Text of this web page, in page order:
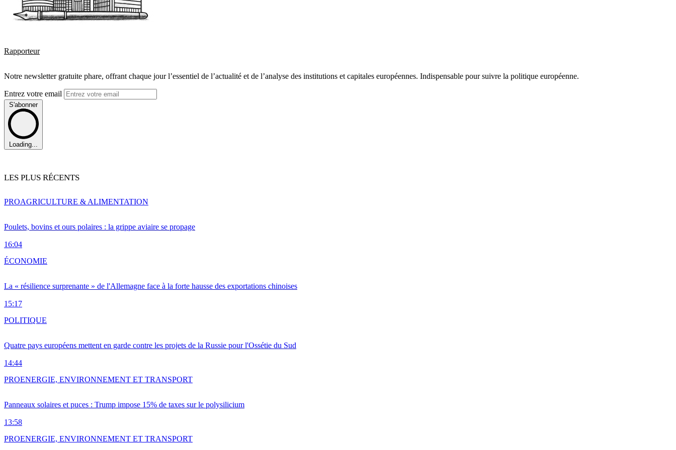
Rapporteur
Notre newsletter gratuite phare, offrant chaque jour l’essentiel de l’actualité et de l’analyse des institutions et capitales européennes. Indispensable pour suivre la politique européenne.
Entrez votre email
S'abonner
Loading...
LES PLUS RÉCENTS
Poulets, bovins et ours polaires : la grippe aviaire se propage
16:04
PROAGRICULTURE & ALIMENTATION
La « résilience surprenante » de l'Allemagne face à la forte hausse des exportations chinoises
15:17
ÉCONOMIE
Quatre pays européens mettent en garde contre les projets de la Russie pour l'Ossétie du Sud
14:44
POLITIQUE
Panneaux solaires et puces : Trump impose 15% de taxes sur le polysilicium
13:58
PROENERGIE, ENVIRONNEMENT ET TRANSPORT
PROENERGIE, ENVIRONNEMENT ET TRANSPORT